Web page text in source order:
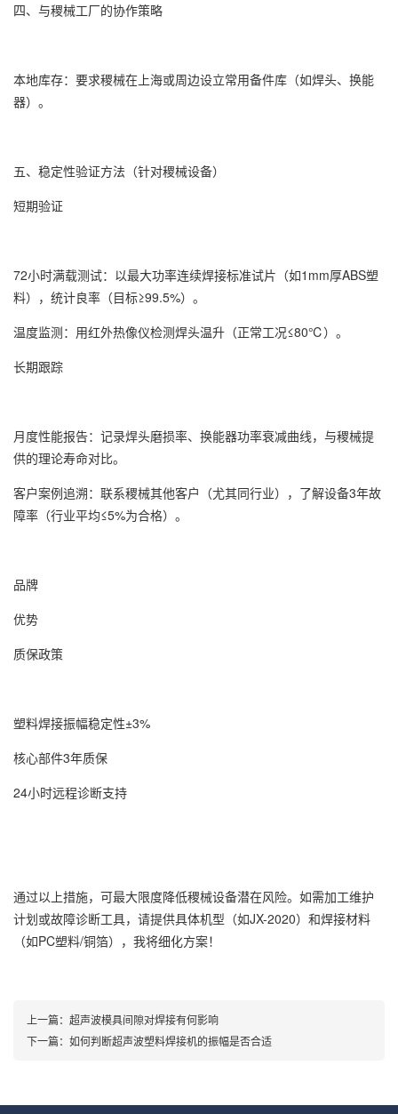
四、与稷械工厂的协作策略
本地库存：要求稷械在上海或周边设立常用备件库（如焊头、换能
器）。
五、稳定性验证方法（针对稷械设备）
短期验证
72小时满载测试：以最大功率连续焊接标准试片（如1mm厚ABS塑
料），统计良率（目标≥99.5%）。
温度监测：用红外热像仪检测焊头温升（正常工况≤80℃）。
长期跟踪
月度性能报告：记录焊头磨损率、换能器功率衰减曲线，与稷械提
供的理论寿命对比。
客户案例追溯：联系稷械其他客户（尤其同行业），了解设备3年故
障率（行业平均≤5%为合格）。
品牌
优势
质保政策
塑料焊接振幅稳定性±3%
核心部件3年质保
24小时远程诊断支持
通过以上措施，可最大限度降低稷械设备潜在风险。如需加工维护
计划或故障诊断工具，请提供具体机型（如JX-2020）和焊接材料
（如PC塑料/铜箔），我将细化方案！
上一篇： 超声波模具间隙对焊接有何影响
下一篇： 如何判断超声波塑料焊接机的振幅是否合适